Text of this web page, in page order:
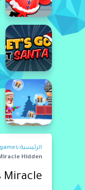
الرئيسية›
Hidden
Miracle